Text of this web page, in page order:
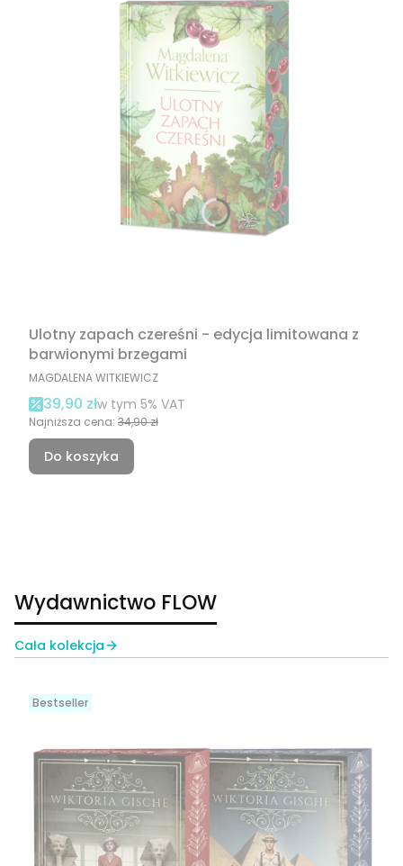
Ulotny zapach czereśni - edycja limitowana z
barwionymi brzegami
PRODUCENT
MAGDALENA WITKIEWICZ
Cena promocyjna brutto
39,90 złw tym %s VAT
w tym 5% VAT
Najniższa cena: 34,90 zł
Do koszyka
Wydawnictwo FLOW
Cała kolekcja
Bestseller